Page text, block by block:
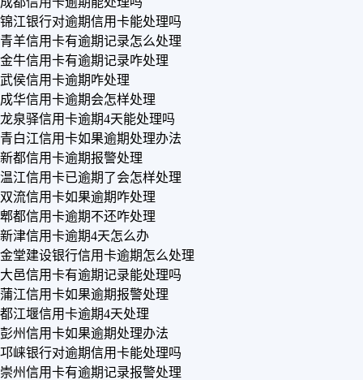
锦江银行对逾期信用卡能处理吗
青羊信用卡有逾期记录怎么处理
金牛信用卡有逾期记录咋处理
武侯信用卡逾期咋处理
成华信用卡逾期会怎样处理
龙泉驿信用卡逾期4天能处理吗
青白江信用卡如果逾期处理办法
新都信用卡逾期报警处理
温江信用卡已逾期了会怎样处理
双流信用卡如果逾期咋处理
郫都信用卡逾期不还咋处理
新津信用卡逾期4天怎么办
金堂建设银行信用卡逾期怎么处理
大邑信用卡有逾期记录能处理吗
蒲江信用卡如果逾期报警处理
都江堰信用卡逾期4天处理
彭州信用卡如果逾期处理办法
邛崃银行对逾期信用卡能处理吗
崇州信用卡有逾期记录报警处理